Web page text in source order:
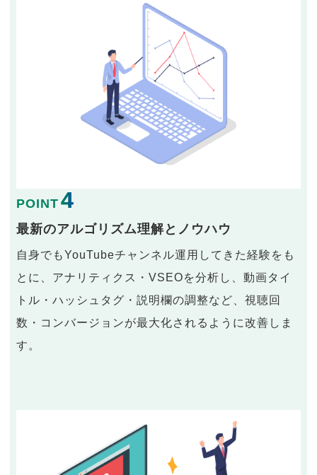
POINT 4
最新のアルゴリズム理解とノウハウ
自身でもYouTubeチャンネル運用してきた経験をも
とに、アナリティクス・VSEOを分析し、動画タイ
トル・ハッシュタグ・説明欄の調整など、視聴回
数・コンバージョンが最大化されるように改善しま
す。